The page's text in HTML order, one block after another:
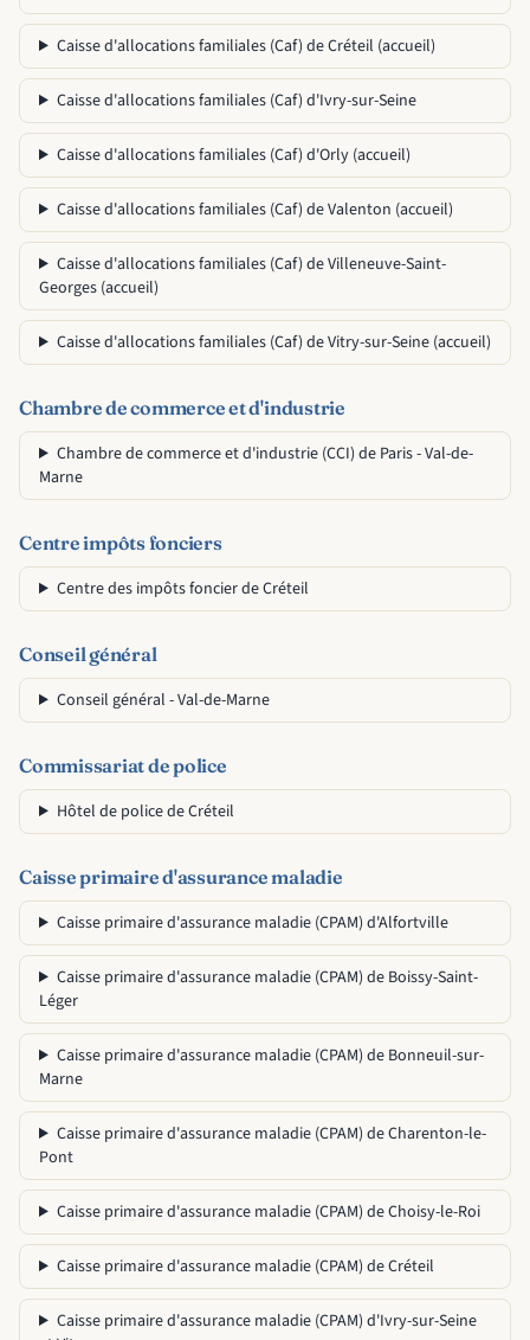
Caisse d'allocations familiales (Caf) de Créteil (accueil)
Caisse d'allocations familiales (Caf) d'Ivry-sur-Seine
Caisse d'allocations familiales (Caf) d'Orly (accueil)
Caisse d'allocations familiales (Caf) de Valenton (accueil)
Caisse d'allocations familiales (Caf) de Villeneuve-Saint-
Georges (accueil)
Caisse d'allocations familiales (Caf) de Vitry-sur-Seine (accueil)
Chambre de commerce et d'industrie
Chambre de commerce et d'industrie (CCI) de Paris - Val-de-
Marne
Centre impôts fonciers
Centre des impôts foncier de Créteil
Conseil général
Conseil général - Val-de-Marne
Commissariat de police
Hôtel de police de Créteil
Caisse primaire d'assurance maladie
Caisse primaire d'assurance maladie (CPAM) d'Alfortville
Caisse primaire d'assurance maladie (CPAM) de Boissy-Saint-
Léger
Caisse primaire d'assurance maladie (CPAM) de Bonneuil-sur-
Marne
Caisse primaire d'assurance maladie (CPAM) de Charenton-le-
Pont
Caisse primaire d'assurance maladie (CPAM) de Choisy-le-Roi
Caisse primaire d'assurance maladie (CPAM) de Créteil
Caisse primaire d'assurance maladie (CPAM) d'Ivry-sur-Seine